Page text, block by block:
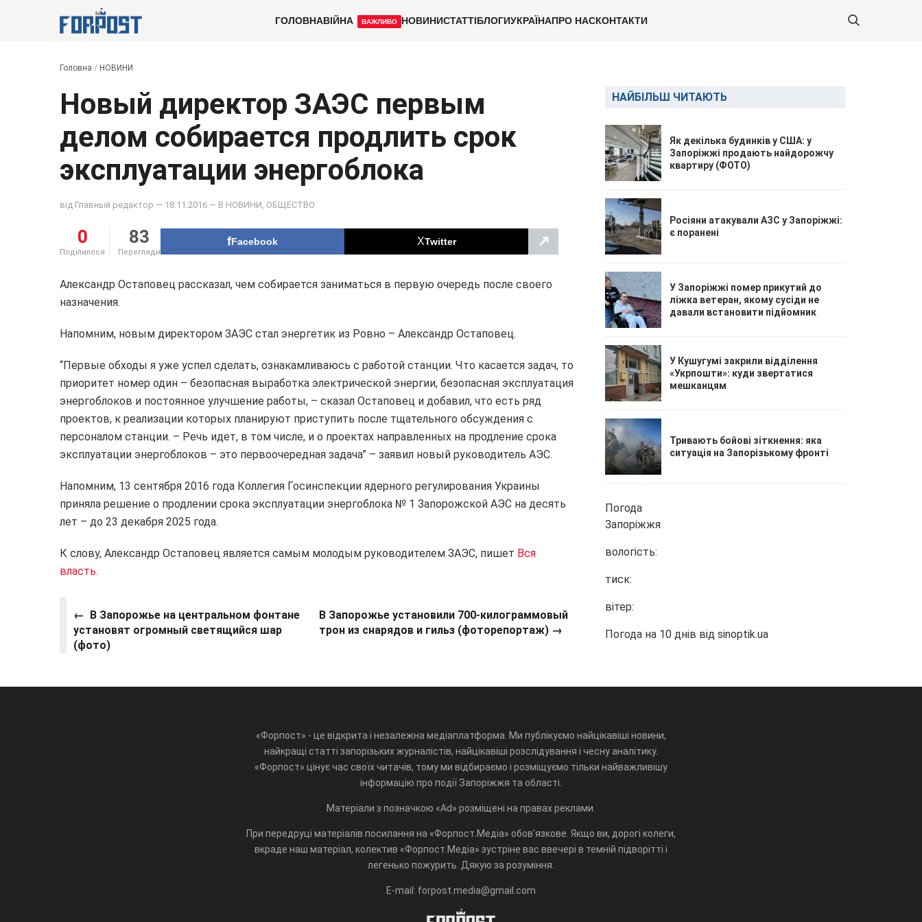
ГОЛОВНАВІЙНА ВАЖЛИВО НОВИНИСТАТТІБЛОГИУКРАЇНАПРО НАСКОНТАКТИ
Головна / НОВИНИ
Новый директор ЗАЭС первым
делом собирается продлить срок
эксплуатации энергоблока
від Главный редактор — 18.11.2016 — В НОВИНИ ОБЩЕСТВО
0
Поділилося
83
Перегляди
Facebook Twitter ↗
Александр Остаповец рассказал, чем собирается заниматься в первую очередь после своего
назначения.
Напомним, новым директором ЗАЭС стал энергетик из Ровно – Александр Остаповец.
“Первые обходы я уже успел сделать, ознакамливаюсь с работой станции. Что касается задач, то
приоритет номер один – безопасная выработка электрической энергии, безопасная эксплуатация
энергоблоков и постоянное улучшение работы, – сказал Остаповец и добавил, что есть ряд
проектов, к реализации которых планируют приступить после тщательного обсуждения с
персоналом станции. – Речь идет, в том числе, и о проектах направленных на продление срока
эксплуатации энергоблоков – это первоочередная задача” – заявил новый руководитель АЭС.
Напомним, 13 сентября 2016 года Коллегия Госинспекции ядерного регулирования Украины
приняла решение о продлении срока эксплуатации энергоблока № 1 Запорожской АЭС на десять
лет – до 23 декабря 2025 года.
К слову, Александр Остаповец является самым молодым руководителем ЗАЭС, пишет Вся
власть.
← В Запорожье на центральном фонтане
установят огромный светящийся шар
(фото)
В Запорожье установили 700-килограммовый
трон из снарядов и гильз (фоторепортаж) →
НАЙБІЛЬШ ЧИТАЮТЬ
Як декілька будинків у США: у
Запоріжжі продають найдорожчу
квартиру (ФОТО)
Росіяни атакували АЗС у Запоріжжі:
є поранені
У Запоріжжі помер прикутий до
ліжка ветеран, якому сусіди не
давали встановити підйомник
У Кушугумі закрили відділення
«Укрпошти»: куди звертатися
мешканцям
Тривають бойові зіткнення: яка
ситуація на Запорізькому фронті
Погода
Запоріжжя
вологість:
тиск:
вітер:
Погода на 10 днів від sinoptik.ua
«Форпост» - це відкрита і незалежна медіаплатформа. Ми публікуємо найцікавіші новини,
найкращі статті запорізьких журналістів, найцікавіші розслідування і чесну аналітику.
«Форпост» цінує час своїх читачів, тому ми відбираємо і розміщуємо тільки найважливішу
інформацію про події Запоріжжя та області.
Матеріали з позначкою «Ad» розміщені на правах реклами.
При передруці матеріалів посилання на «Форпост.Медіа» обов'язкове. Якщо ви, дорогі колеги,
вкраде наш матеріал, колектив «Форпост.Медіа» зустріне вас ввечері в темній підворітті і
легенько пожурить. Дякую за розуміння.
E-mail: forpost.media@gmail.com